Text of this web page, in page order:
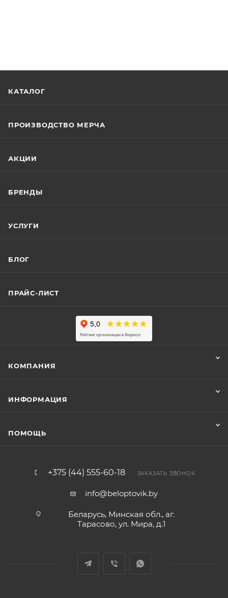
КАТАЛОГ
ПРОИЗВОДСТВО МЕРЧА
АКЦИИ
БРЕНДЫ
УСЛУГИ
БЛОГ
ПРАЙС-ЛИСТ
КОМПАНИЯ
ИНФОРМАЦИЯ
ПОМОЩЬ
+375 (44) 555-60-18 ЗАКАЗАТЬ ЗВОНОК
info@beloptovik.by
Беларусь, Минская обл., аг.
Тарасово, ул. Мира, д.1